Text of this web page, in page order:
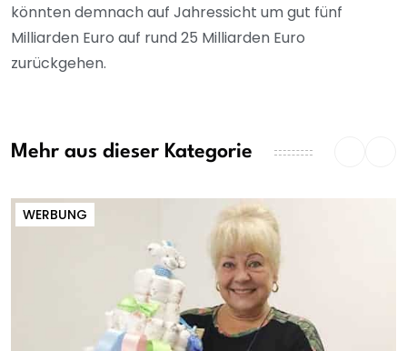
könnten demnach auf Jahressicht um gut fünf
Milliarden Euro auf rund 25 Milliarden Euro
zurückgehen.
Mehr aus dieser Kategorie
WERBUNG